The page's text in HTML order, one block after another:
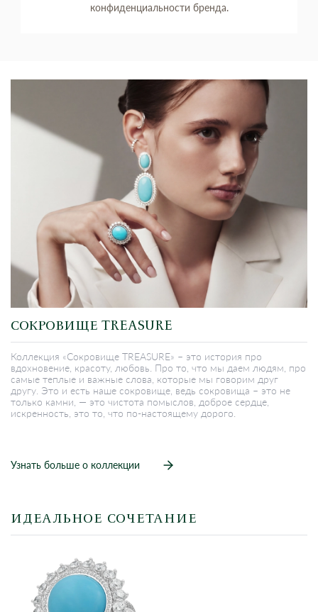
конфиденциальности бренда.
ИДЕАЛЬНОЕ СОЧЕТАНИЕ
СОКРОВИЩЕ TREASURE
Коллекция «Сокровище TREASURE» – это история про
вдохновение, красоту, любовь. Про то, что мы даем людям, про
самые теплые и важные слова, которые мы говорим друг
другу. Это и есть наше сокровище, ведь сокровища – это не
только камни, — это чистота помыслов, доброе сердце,
искренность, это то, что по-настоящему дорого.
Узнать больше о коллекции